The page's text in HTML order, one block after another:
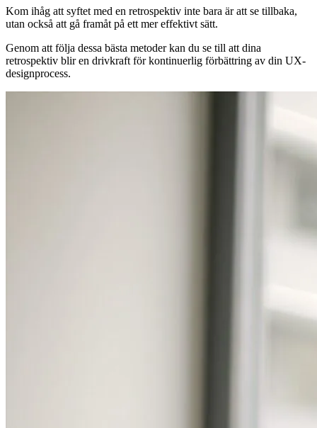
Kom ihåg att syftet med en retrospektiv inte bara är att se tillbaka,
utan också att gå framåt på ett mer effektivt sätt.
Genom att följa dessa bästa metoder kan du se till att dina
retrospektiv blir en drivkraft för kontinuerlig förbättring av din UX-
designprocess.